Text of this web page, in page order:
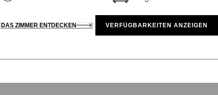
DAS ZIMMER ENTDECKEN VERFÜGBARKEITEN ANZEIGEN